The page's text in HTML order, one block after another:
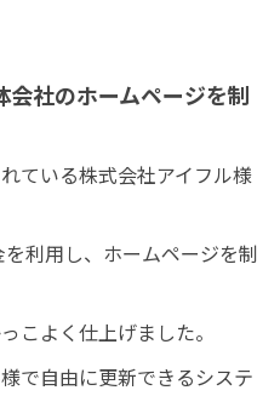
社のホームページを制
ている株式会社アイフル様
利用し、ホームページを制
こよく仕上げました。
で自由に更新できるシステ